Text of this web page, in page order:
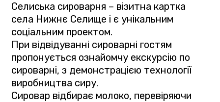
Селиська сироварня – візитна картка
села Нижнє Селище і є унікальним
соціальним проектом.
При відвідуванні сироварні гостям
пропонується ознайомчу екскурсію по
сироварні, з демонстрацією технології
виробництва сиру.
Сировар відбирає молоко, перевіряючи